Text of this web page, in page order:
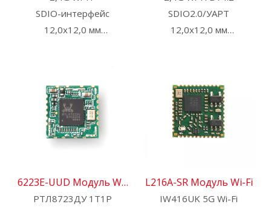
SDIO-интерфейс
12,0x12,0 мм
Доступна
предварительная
сертификация: CE, FCC,
SRRC.
SDIO2.0/УАРТ
12,0x12,0 мм
Доступна
предварительная
сертификация: CE, FCC,
6223E-UUD Модуль Wi-
Fi
РТЛ8723ДУ 1Т1Р
L216A-SR Модуль Wi-Fi
IW416UK 5G Wi-Fi